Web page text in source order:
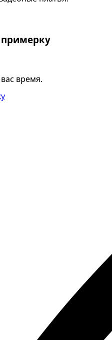
примерку
время.